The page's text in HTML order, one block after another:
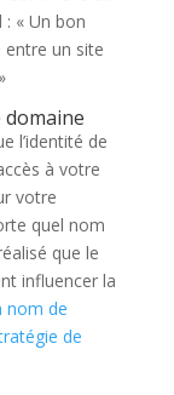
« Un bon
un site
domaine
l’identité de
à votre
votre
quel nom
que le
influencer la
nom de
de